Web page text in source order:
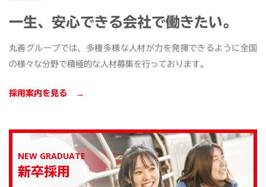
一生、安心できる会社で働きたい。
丸善グループでは、多種多様な人材が力を発揮できるように全国
の様々な分野で積極的な 人材募集を行っております。
採用案内を見る
NEW GRADUATE
新卒採用